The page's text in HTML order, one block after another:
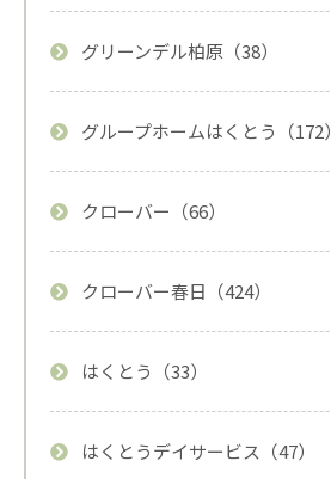
グリーンデル柏原（38）
グループホームはくとう（172）
クローバー（66）
クローバー春日（424）
はくとう（33）
はくとうデイサービス（47）